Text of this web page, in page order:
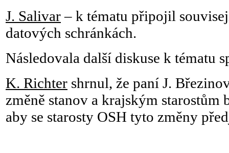
J. Salivar– k tématu připojil
datových schránkách.
Následovala další diskuse k tématu
K. Richter shrnul, že paní J.
změně stanov a krajským starostům
aby se starosty OSH tyto změny